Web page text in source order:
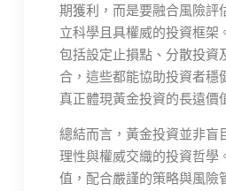
期獲利，而是要融合風險評
立科學且具權威的投資框架
包括設定止損點、分散投資
合，這些都能協助投資者穩
真正體現黃金投資的長遠價
總結而言，黃金投資並非盲
理性與權威交織的投資哲學
值，配合嚴謹的策略與風險